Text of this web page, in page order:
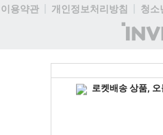
이용약관
개인정보처리방침 청소
(
인